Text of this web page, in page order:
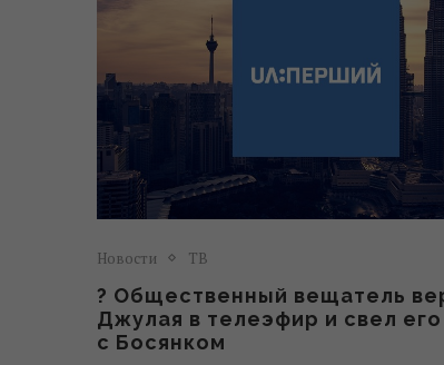
Новости ТВ
? Общественный вещатель
Джулая в телеэфир и свел его
с Босянком